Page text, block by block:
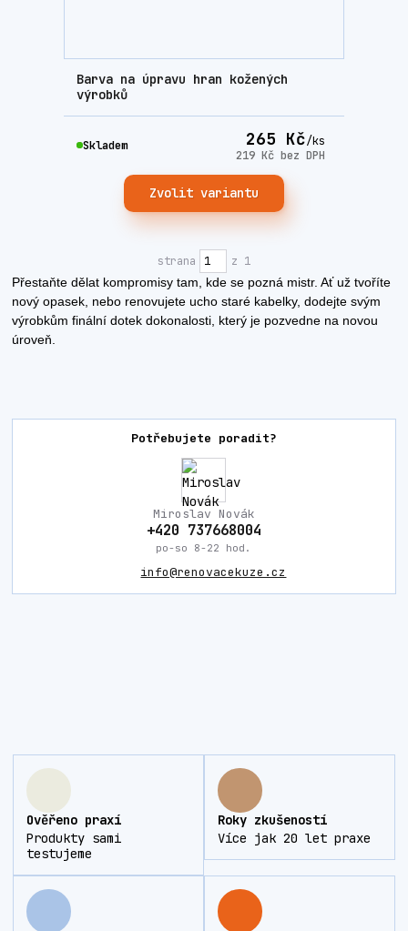
Potřebujete poradit?
Miroslav Novák
+420 737668004
po-so 8-22 hod.
info@renovacekuze.cz
Barva na úpravu hran kožených
výrobků
265 Kč/ks
219 Kč bez DPH
Skladem
Zvolit variantu
strana
z 1
Přestaňte dělat kompromisy tam, kde se pozná mistr. Ať už tvoříte
nový opasek, nebo renovujete ucho staré kabelky, dodejte svým
výrobkům finální dotek dokonalosti, který je pozvedne na novou
úroveň.
Ověřeno praxí
Produkty sami
testujeme
Roky zkušeností
Více jak 20 let praxe